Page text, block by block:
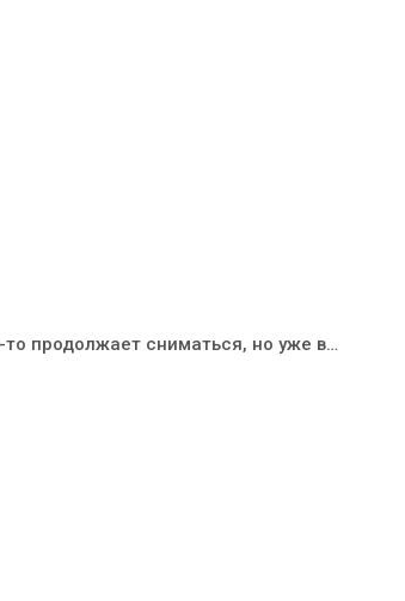
продолжает сниматься, но уже в…